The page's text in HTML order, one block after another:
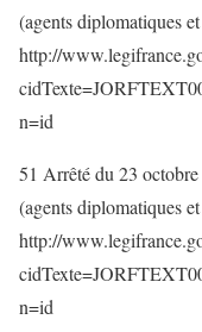
(agents diplomatiques
http://
n=id
51 Arrêté du 23
(agents diplomatiques
http://
n=id